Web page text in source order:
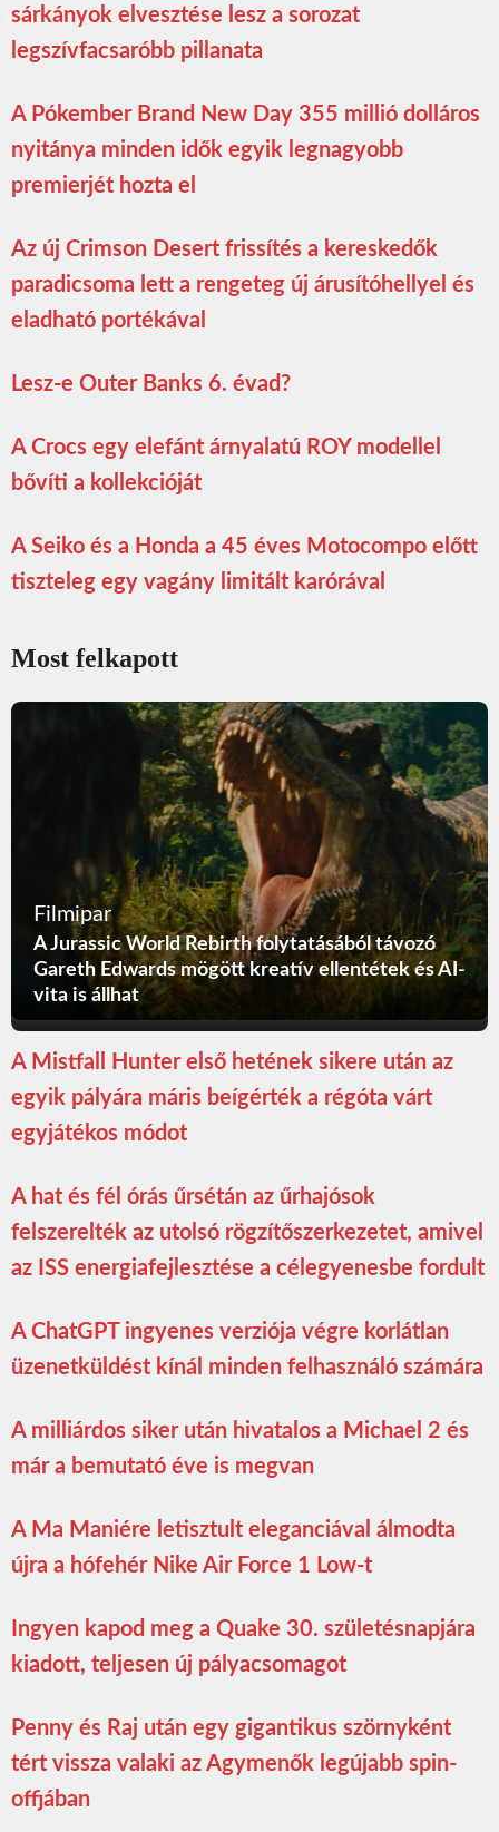
sárkányok elvesztése lesz a sorozat
legszívfacsaróbb pillanata
A Pókember Brand New Day 355 millió dolláros
nyitánya minden idők egyik legnagyobb
premierjét hozta el
Az új Crimson Desert frissítés a kereskedők
paradicsoma lett a rengeteg új árusítóhellyel és
eladható portékával
Lesz-e Outer Banks 6. évad?
A Crocs egy elefánt árnyalatú ROY modellel
bővíti a kollekcióját
A Seiko és a Honda a 45 éves Motocompo előtt
tiszteleg egy vagány limitált karórával
Most felkapott
Filmipar
A Jurassic World Rebirth folytatásából távozó
Gareth Edwards mögött kreatív ellentétek és AI-
vita is állhat
A Mistfall Hunter első hetének sikere után az
egyik pályára máris beígérték a régóta várt
egyjátékos módot
A hat és fél órás űrsétán az űrhajósok
felszerelték az utolsó rögzítőszerkezetet, amivel
az ISS energiafejlesztése a célegyenesbe fordult
A ChatGPT ingyenes verziója végre korlátlan
üzenetküldést kínál minden felhasználó számára
A milliárdos siker után hivatalos a Michael 2 és
már a bemutató éve is megvan
A Ma Maniére letisztult eleganciával álmodta
újra a hófehér Nike Air Force 1 Low-t
Ingyen kapod meg a Quake 30. születésnapjára
kiadott, teljesen új pályacsomagot
Penny és Raj után egy gigantikus szörnyként
tért vissza valaki az Agymenők legújabb spin-
offjában